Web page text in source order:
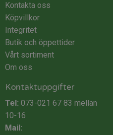
Kontakta oss
Köpvillkor
Integritet
Butik och öppettider
Vårt sortiment
Om oss
Kontaktuppgifter
Tel: 073-021 67 83 mellan
10-16
Mail: